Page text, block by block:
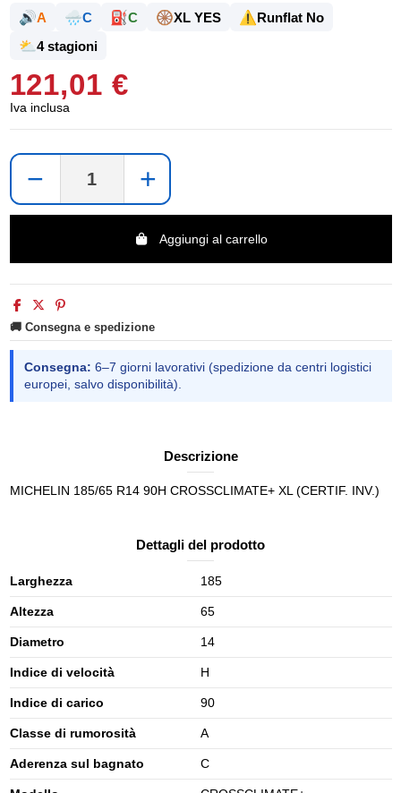
🔊A 🌧️C ⛽C 🛞XL YES ⚠️Runflat No
⛅ 4 stagioni
121,01 €
Iva inclusa
− +
Aggiungi al carrello
🚚 Consegna e spedizione
Consegna: 6–7 giorni lavorativi (spedizione da centri logistici
europei, salvo disponibilità).
Descrizione
MICHELIN 185/65 R14 90H CROSSCLIMATE+ XL (CERTIF. INV.)
Dettagli del prodotto
Larghezza 185
Altezza 65
Diametro 14
Indice di velocità H
Indice di carico 90
Classe di rumorosità A
Aderenza sul bagnato C